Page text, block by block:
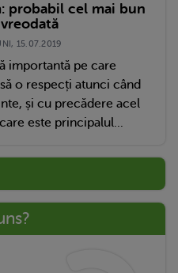
probabil cel mai bun
15.07.2019
importantă pe care
o respecți atunci când
și cu precădere acel
este principalul...